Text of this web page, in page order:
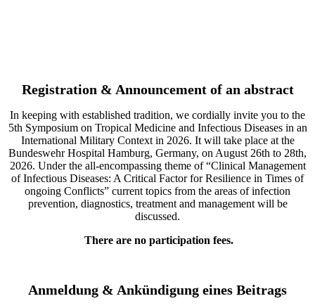
Registration & Announcement of an abstract
In keeping with established tradition, we cordially invite you to the
5th Symposium on Tropical Medicine and Infectious Diseases in an
International Military Context in 2026. It will take place at the
Bundeswehr Hospital Hamburg, Germany, on August 26th to 28th,
2026. Under the all-encompassing theme of “Clinical Management
of Infectious Diseases: A Critical Factor for Resilience in Times of
ongoing Conflicts” current topics from the areas of infection
prevention, diagnostics, treatment and management will be
discussed.
There are no participation fees.
Anmeldung & Ankündigung eines Beitrags